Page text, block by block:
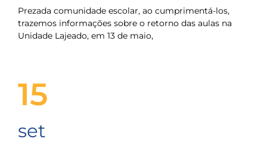
Prezada comunidade escolar, ao cumprimentá-los,
trazemos informações sobre o retorno das aulas na
Unidade Lajeado, em 13 de maio,
15
set